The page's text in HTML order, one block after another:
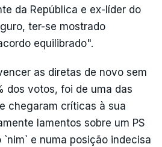
da República e ex-líder do
ter-se mostrado
equilibrado".
as diretas de novo sem
dos votos, foi de uma das
chegaram críticas à sua
lamentos sobre um PS
e numa posição indecisa